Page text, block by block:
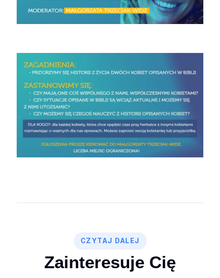
CZYTAJ DALEJ
Zainteresuje Cię